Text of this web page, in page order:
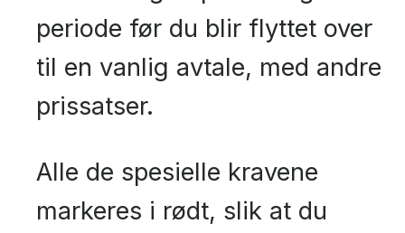
periode før du blir flyttet over
til en vanlig avtale, med andre
prissatser.
Alle de spesielle kravene
markeres i rødt, slik at du